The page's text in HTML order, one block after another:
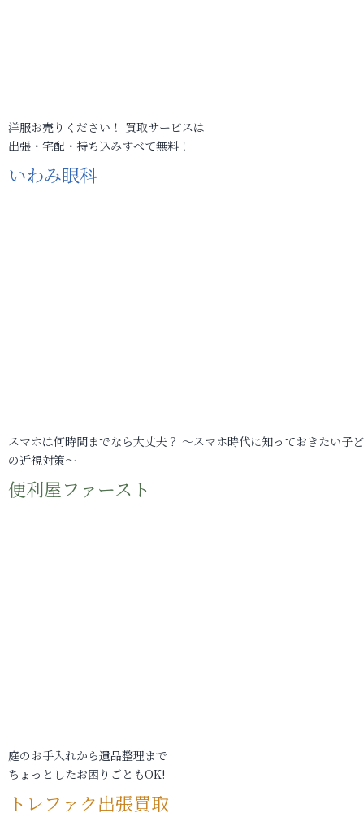
洋服お売りください！ 買取サービスは
出張・宅配・持ち込みすべて無料！
いわみ眼科
スマホは何時間までなら大丈夫？ ～スマホ時代に知っておきたい子
の近視対策～
便利屋ファースト
庭のお手入れから遺品整理まで
ちょっとしたお困りごともOK!
トレファク出張買取